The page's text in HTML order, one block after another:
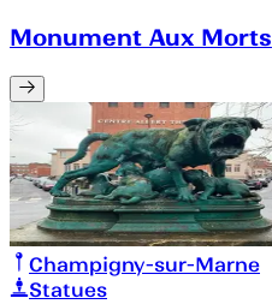
Monument Aux Morts
Champigny-sur-Marne
Statues